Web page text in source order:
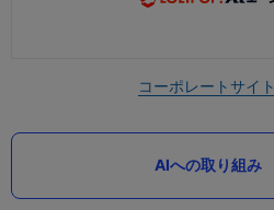
コーポレートサイト
AIへの取り組み